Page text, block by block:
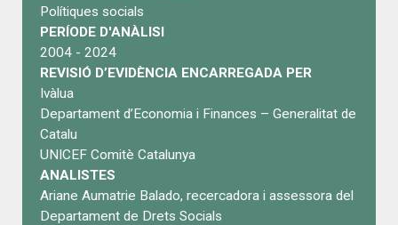
Polítiques socials
PERÍODE D'ANÀLISI
2004 - 2024
REVISIÓ D’EVIDÈNCIA ENCARREGADA PER
Ivàlua
Departament d’Economia i Finances – Generalitat de
Catalu
UNICEF Comitè Catalunya
ANALISTES
Ariane Aumatrie Balado, recercadora i assessora del
Departament de Drets Socials